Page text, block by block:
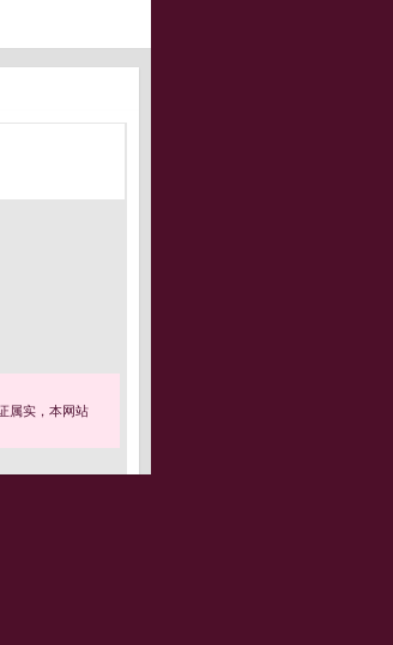
属实，本网站